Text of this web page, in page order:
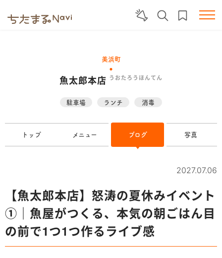
美浜町
魚太郎本店 うおたろうほんてん
駐車場 ランチ 消毒
トップ メニュー ブログ 写真
2027.07.06
【魚太郎本店】怒涛の夏休みイベント
①｜魚屋がつくる、本気の朝ごはん目
の前で1つ1つ作るライブ感